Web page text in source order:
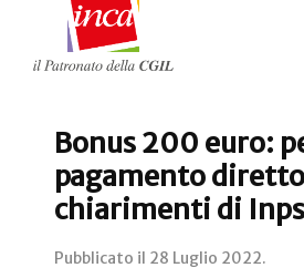
Bonus 200 euro:
pagamento
chiarimenti di Inps
Pubblicato il 28 Luglio 2022.